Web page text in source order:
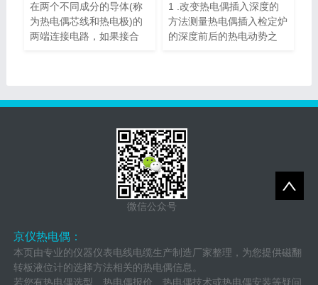
在两个不同成分的导体(称
为热电偶芯线和热电极)的
两端连接电路，如果接合
1 .改变热电偶插入深度的
方法测量热电偶插入检定炉
的深度前后的热电动势之
微信公众号
京仪热电偶：
本页由专业的仪器仪表电线电缆生产制造厂家整理，为您提供磁翻
转板液位计的选择方法相关的热电偶信息。
若您有热电偶选型、热电偶报价、热电偶技术或热电偶安装等疑问